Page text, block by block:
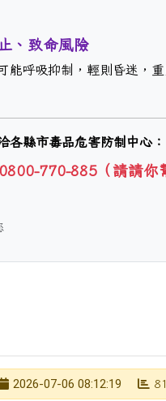
治藥物濫用宣導主題：「
、致命風險
能呼吸抑制，輕則昏迷，
各縣市毒品危害防制中心：
770-885（請請你
2026-07-06 08:12:19 81